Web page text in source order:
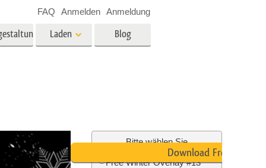
Laden Blog
FAQ Anmelden Anmeldung
Bitte wählen Sie
Free Winter Overlay #13
Download Free